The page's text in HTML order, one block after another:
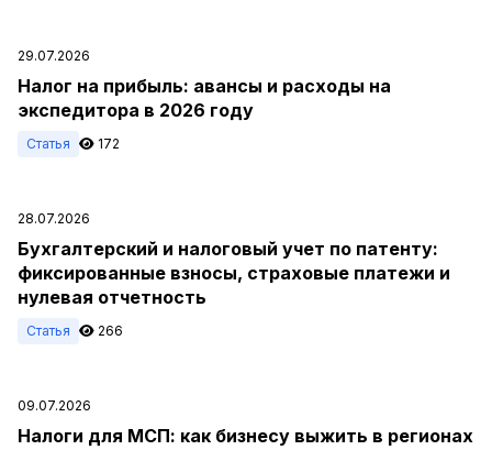
29.07.2026
Налог на прибыль: авансы и расходы на
экспедитора в 2026 году
Статья 172
28.07.2026
Бухгалтерский и налоговый учет по патенту:
фиксированные взносы, страховые платежи и
нулевая отчетность
Статья 266
09.07.2026
Налоги для МСП: как бизнесу выжить в регионах